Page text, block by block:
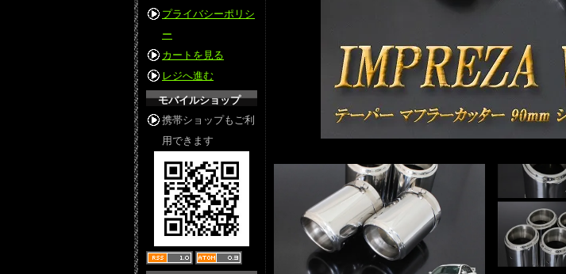
プライバシーポリシ
ー
カートを見る
レジへ進む
モバイルショップ
携帯ショップもご利
用できます